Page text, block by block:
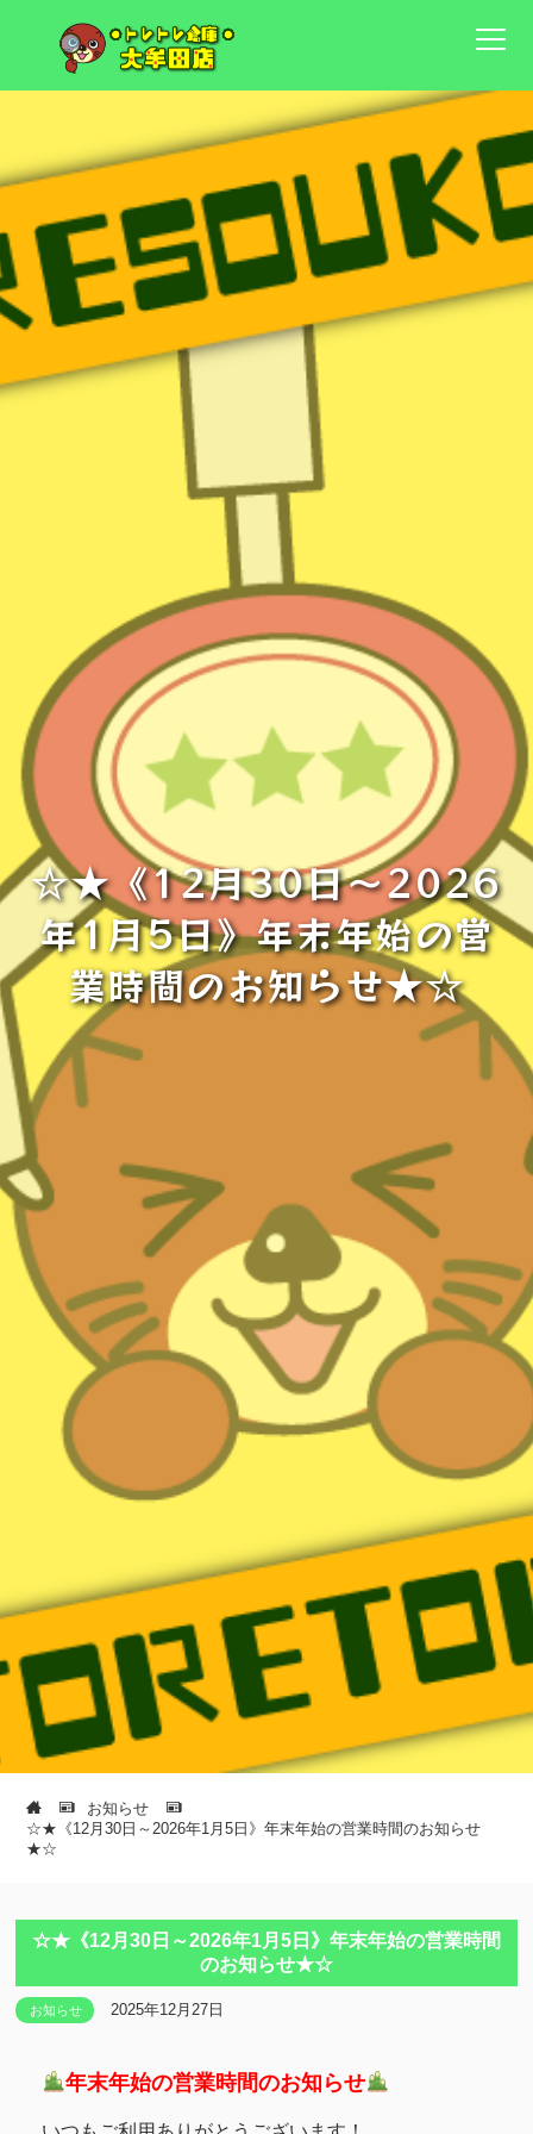
☆★《12月30日～2026
年1月5日》年末年始の営
業時間のお知らせ★☆
お知らせ
☆★《12月30日～2026年1月5日》年末年始の営業時間のお知らせ
★☆
☆★《12月30日～2026年1月5日》年末年始の営業時間
のお知らせ★☆
お知らせ 2025年12月27日
年末年始の営業時間のお知らせ